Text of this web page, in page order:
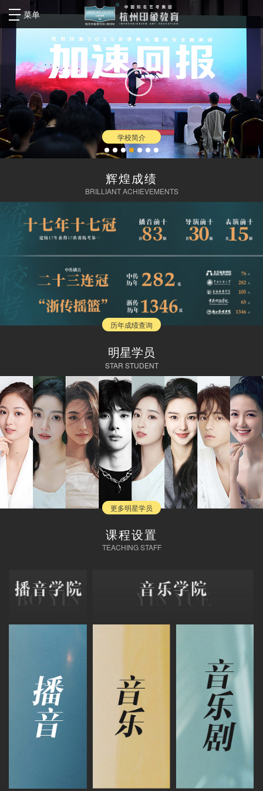
菜单
学校简介
辉煌成绩
BRILLIANT ACHIEVEMENTS
历年成绩查询
明星学员
STAR STUDENT
更多明星学员
课程设置
TEACHING STAFF